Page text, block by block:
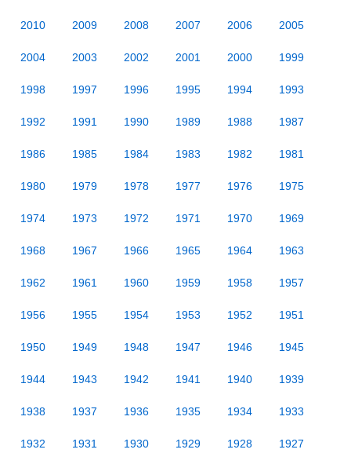
2010 2009 2008 2007 2006 2005
2004 2003 2002 2001 2000 1999
1998 1997 1996 1995 1994 1993
1992 1991 1990 1989 1988 1987
1986 1985 1984 1983 1982 1981
1980 1979 1978 1977 1976 1975
1974 1973 1972 1971 1970 1969
1968 1967 1966 1965 1964 1963
1962 1961 1960 1959 1958 1957
1956 1955 1954 1953 1952 1951
1950 1949 1948 1947 1946 1945
1944 1943 1942 1941 1940 1939
1938 1937 1936 1935 1934 1933
1932 1931 1930 1929 1928 1927